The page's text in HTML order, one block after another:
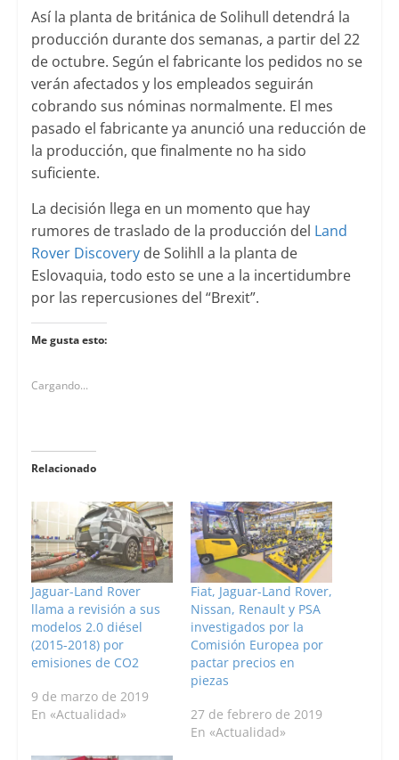
Así la planta de británica de Solihull detendrá la
producción durante dos semanas, a partir del 22
de octubre. Según el fabricante los pedidos no se
verán afectados y los empleados seguirán
cobrando sus nóminas normalmente. El mes
pasado el fabricante ya anunció una reducción de
la producción, que finalmente no ha sido
suficiente.
La decisión llega en un momento que hay
rumores de traslado de la producción del Land
Rover Discoveryde Solihll a la planta de
Eslovaquia, todo esto se une a la incertidumbre
por las repercusiones del “Brexit”.
Me gusta esto:
Cargando...
Relacionado
Jaguar-Land Rover
llama a revisión a sus
modelos 2.0 diésel
(2015-2018) por
emisiones de CO2
9 de marzo de 2019
En «Actualidad»
Fiat, Jaguar-Land Rover,
Nissan, Renault y PSA
investigados por la
Comisión Europea por
pactar precios en
piezas
27 de febrero de 2019
En «Actualidad»